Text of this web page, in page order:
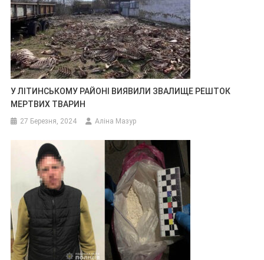
У ЛІТИНСЬКОМУ РАЙОНІ ВИЯВИЛИ ЗВАЛИЩЕ РЕШТОК
МЕРТВИХ ТВАРИН
27 Березня, 2024 Аліна Мазур